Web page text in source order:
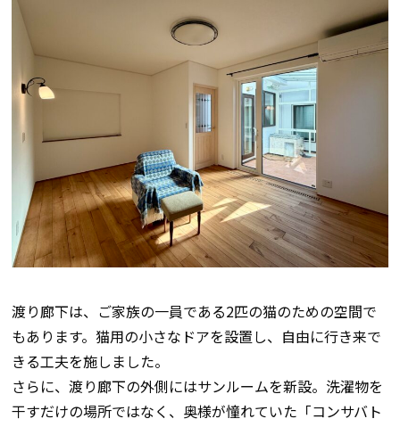
渡り廊下は、ご家族の一員である2匹の猫のための空間で
もあります。猫用の小さなドアを設置し、自由に行き来で
きる工夫を施しました。
さらに、渡り廊下の外側にはサンルームを新設。洗濯物を
干すだけの場所ではなく、奥様が憧れていた「コンサバト